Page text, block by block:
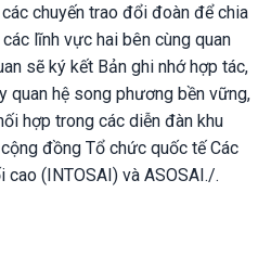
chuyến trao đổi đoàn để chia
lĩnh vực hai bên cùng quan
sẽ ký kết Bản ghi nhớ hợp tác,
quan hệ song phương bền vững,
hợp trong các diễn đàn khu
đồng Tổ chức quốc tế Các
cao (INTOSAI) và ASOSAI./.